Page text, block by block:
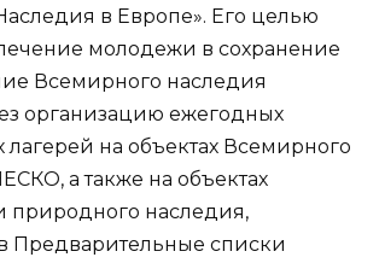
в Европе». Его целью
молодежи в сохранение
Всемирного наследия
организацию ежегодных
лагерей на объектах Всемирного
а также на объектах
природного наследия,
Предварительные списки